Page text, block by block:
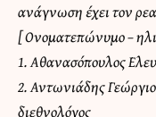
ανάγνωση έχει τον
[ Ονοματεπώνυμο –
1. Αθανασόπουλος
2. Αντωνιάδης
διεθνολόγος